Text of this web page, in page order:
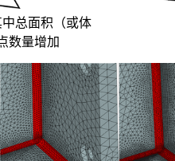
总面积（或体
数量增加